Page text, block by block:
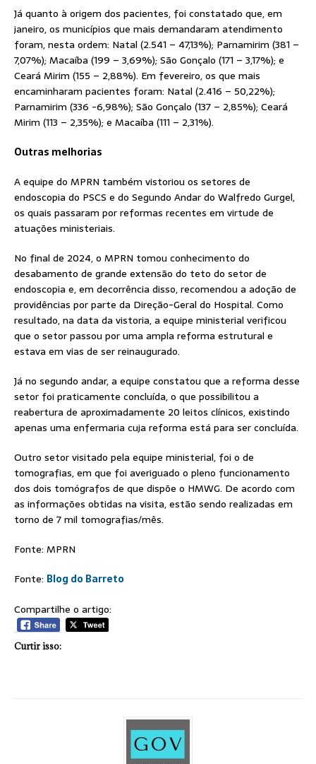
Já quanto à origem dos pacientes, foi constatado que, em
janeiro, os municípios que mais demandaram atendimento
foram, nesta ordem: Natal (2.541 – 47,13%); Parnamirim (381 –
7,07%); Macaíba (199 – 3,69%); São Gonçalo (171 – 3,17%); e
Ceará Mirim (155 – 2,88%). Em fevereiro, os que mais
encaminharam pacientes foram: Natal (2.416 – 50,22%);
Parnamirim (336 -6,98%); São Gonçalo (137 – 2,85%); Ceará
Mirim (113 – 2,35%); e Macaíba (111 – 2,31%).
Outras melhorias
A equipe do MPRN também vistoriou os setores de
endoscopia do PSCS e do Segundo Andar do Walfredo Gurgel,
os quais passaram por reformas recentes em virtude de
atuações ministeriais.
No final de 2024, o MPRN tomou conhecimento do
desabamento de grande extensão do teto do setor de
endoscopia e, em decorrência disso, recomendou a adoção de
providências por parte da Direção-Geral do Hospital. Como
resultado, na data da vistoria, a equipe ministerial verificou
que o setor passou por uma ampla reforma estrutural e
estava em vias de ser reinaugurado.
Já no segundo andar, a equipe constatou que a reforma desse
setor foi praticamente concluída, o que possibilitou a
reabertura de aproximadamente 20 leitos clínicos, existindo
apenas uma enfermaria cuja reforma está para ser concluída.
Outro setor visitado pela equipe ministerial, foi o de
tomografias, em que foi averiguado o pleno funcionamento
dos dois tomógrafos de que dispõe o HMWG. De acordo com
as informações obtidas na visita, estão sendo realizadas em
torno de 7 mil tomografias/mês.
Fonte: MPRN
Fonte: Blog do Barreto
Compartilhe o artigo:
Curtir isso: